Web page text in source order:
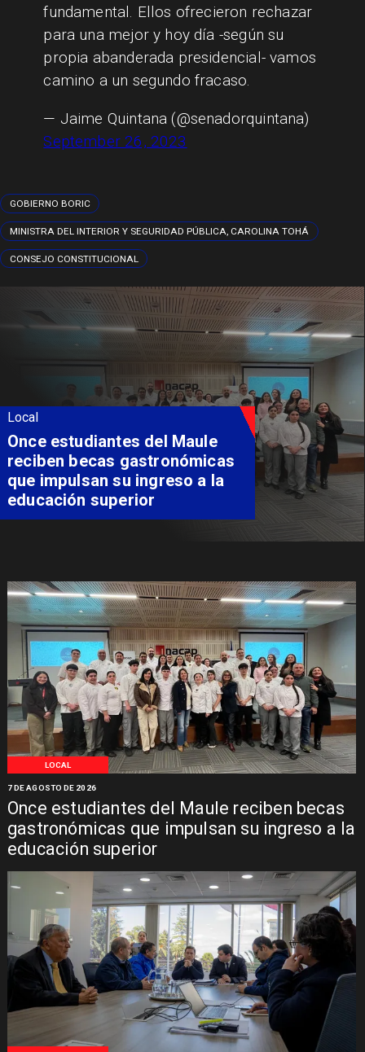
fundamental. Ellos ofrecieron rechazar
para una mejor y hoy día -según su
propia abanderada presidencial- vamos
camino a un segundo fracaso.
— Jaime Quintana (@senadorquintana)
September 26, 2023
GOBIERNO BORIC
MINISTRA DEL INTERIOR Y SEGURIDAD PÚBLICA, CAROLINA TOHÁ
CONSEJO CONSTITUCIONAL
LOCAL
Once estudiantes del Maule reciben becas
gastronómicas que impulsan su ingreso a la
educación superior
7 DE AGOSTO DE 2026
Local
Álvarez-Salamanca lidera la
apuesta regional para
consolidar el Paso Pehuenche
como alternativa a Los
Libertadores